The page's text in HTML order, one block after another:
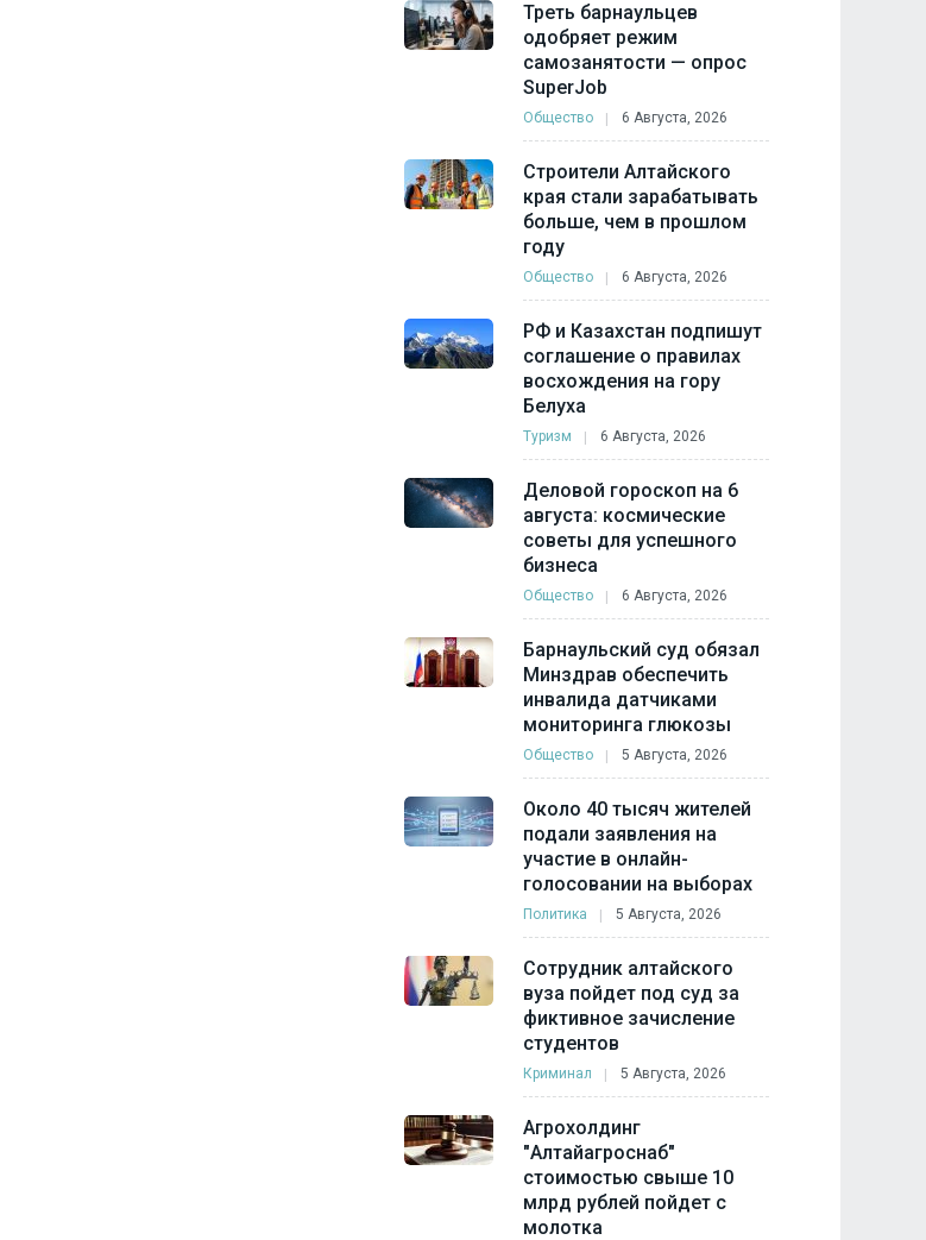
Треть барнаульцев
одобряет режим
самозанятости — опрос
SuperJob
Общество 6 Августа, 2026
Строители Алтайского
края стали зарабатывать
больше, чем в прошлом
году
Общество 6 Августа, 2026
РФ и Казахстан подпишут
соглашение о правилах
восхождения на гору
Белуха
Туризм 6 Августа, 2026
Деловой гороскоп на 6
августа: космические
советы для успешного
бизнеса
Общество 6 Августа, 2026
Барнаульский суд обязал
Минздрав обеспечить
инвалида датчиками
мониторинга глюкозы
Общество 5 Августа, 2026
Около 40 тысяч жителей
подали заявления на
участие в онлайн-
голосовании на выборах
Политика 5 Августа, 2026
Сотрудник алтайского
вуза пойдет под суд за
фиктивное зачисление
студентов
Криминал 5 Августа, 2026
Агрохолдинг
"Алтайагроснаб"
стоимостью свыше 10
млрд рублей пойдет с
молотка